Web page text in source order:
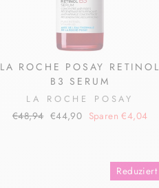
LA ROCHE POSAY RETINOL
B3 SERUM
LA ROCHE POSAY
Normaler
€48,94 Sonderpreis
€44,90 Sparen €4,04
Reduziert